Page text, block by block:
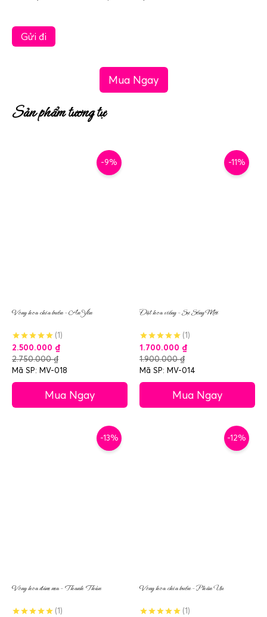
Mua Ngay
Sản phẩm tương tự
-9%
Vòng hoa chia buồn – An Yên
(1)
2.500.000 ₫
2.750.000₫
Mã SP: MV-018
Mua Ngay
-11%
Đặt hoa viếng – Sự Sống Mới
(1)
1.700.000 ₫
1.900.000₫
Mã SP: MV-014
Mua Ngay
-13%
Vòng hoa đám ma – Thanh Thản
(1)
-12%
Vòng hoa chia buồn – Phân Ưu
(1)